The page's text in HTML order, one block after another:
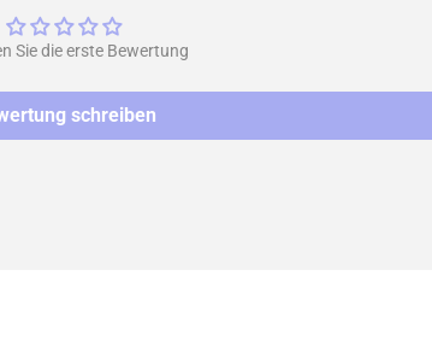
Sie die erste Bewertung
schreiben